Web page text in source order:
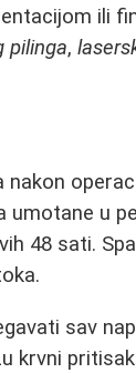
ili
pilinga,
nakon
u
48 sati.
sav
krvni